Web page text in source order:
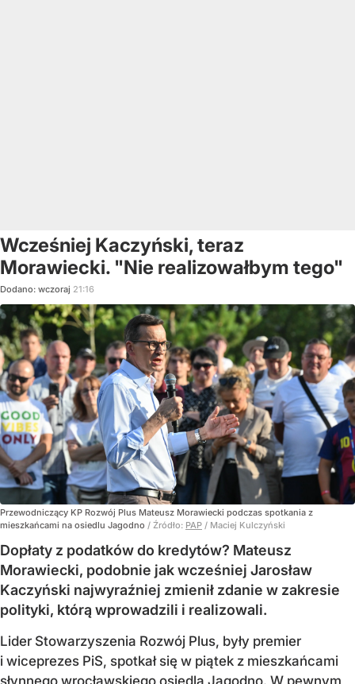
Wcześniej Kaczyński, teraz
Morawiecki. "Nie realizowałbym tego"
Dodano: wczoraj 21:16
Przewodniczący KP Rozwój Plus Mateusz Morawiecki podczas spotkania z
mieszkańcami na osiedlu Jagodno / Źródło: PAP / Maciej Kulczyński
Dopłaty z podatków do kredytów? Mateusz
Morawiecki, podobnie jak wcześniej Jarosław
Kaczyński najwyraźniej zmienił zdanie w zakresie
polityki, którą wprowadzili i realizowali.
Lider Stowarzyszenia Rozwój Plus, były premier
i wiceprezes PiS, spotkał się w piątek z mieszkańcami